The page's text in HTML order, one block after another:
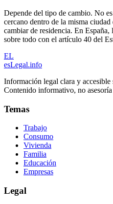
Depende del tipo de cambio. No
cercano dentro de la misma
cambiar de residencia. En
sobre todo con el artículo 40 del
EL
esLegal.info
Información legal clara y accesible
Contenido informativo, no
Temas
Trabajo
Consumo
Vivienda
Familia
Educación
Empresas
Legal